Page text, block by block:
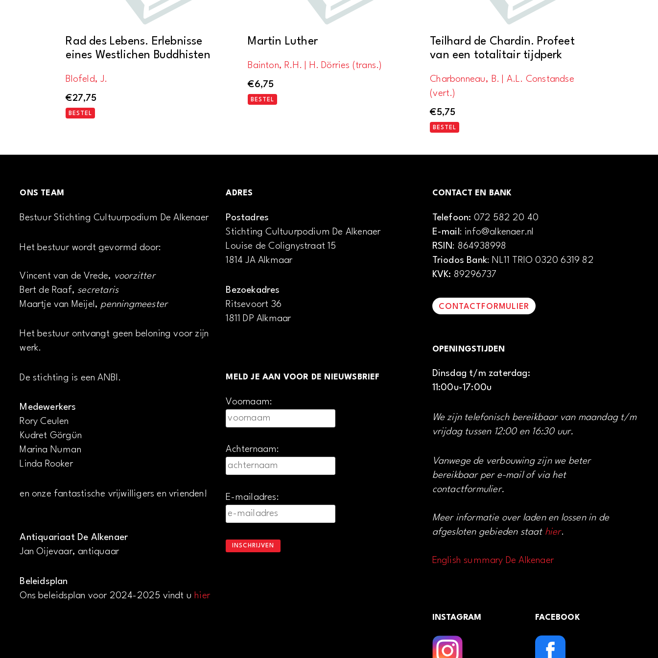
Rad des Lebens. Erlebnisse
eines Westlichen Buddhisten
Blofeld, J.
€27,75
BESTEL
Martin Luther
Bainton, R.H. | H. Dörries (trans.)
€6,75
BESTEL
Teilhard de Chardin. Profeet
van een totalitair tijdperk
Charbonneau, B. | A.L. Constandse
(vert.)
€5,75
BESTEL
ONS TEAM
Bestuur Stichting Cultuurpodium De Alkenaer
Het bestuur wordt gevormd door:
Vincent van de Vrede, voorzitter
Bert de Raaf, secretaris
Maartje van Meijel, penningmeester
Het bestuur ontvangt geen beloning voor zijn
werk.
De stichting is een ANBI.
Medewerkers
Rory Ceulen
Kudret Görgün
Marina Numan
Linda Rooker
en onze fantastische vrijwilligers en vrienden!
Antiquariaat De Alkenaer
Jan Oijevaar, antiquaar
Beleidsplan
Ons beleidsplan voor 2024-2025 vindt u hier
ADRES
Postadres
Stichting Cultuurpodium De Alkenaer
Louise de Colignystraat 15
1814 JA Alkmaar
Bezoekadres
Ritsevoort 36
1811 DP Alkmaar
MELD JE AAN VOOR DE NIEUWSBRIEF
Voornaam:
Achternaam:
E-mailadres:
CONTACT EN BANK
Telefoon: 072 582 20 40
E-mail: info@alkenaer.nl
RSIN: 864938998
Triodos Bank: NL11 TRIO 0320 6319 82
KVK: 89296737
CONTACTFORMULIER
OPENINGSTIJDEN
Dinsdag t/m zaterdag:
11:00u-17:00u
We zijn telefonisch bereikbaar van maandag t/m
vrijdag tussen 12:00 en 16:30 uur.
Vanwege de verbouwing zijn we beter
bereikbaar per e-mail of via het
contactformulier.
Meer informatie over laden en lossen in de
afgesloten gebieden staat hier.
English summary De Alkenaer
INSTAGRAM FACEBOOK